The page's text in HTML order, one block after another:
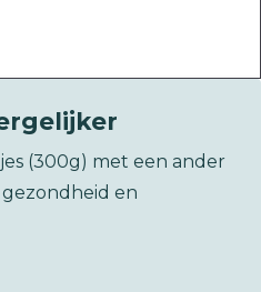
(300g) met een ander
en